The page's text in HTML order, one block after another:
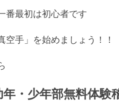
番最初は初心者です
空手」を始めましょう！！
年・少年部無料体験